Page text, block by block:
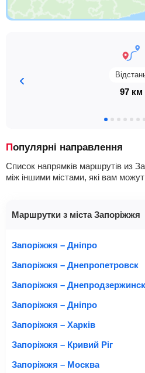
97 км
Популярні направлення
Список напрямків маршрутів из
між іншими містами, які вам
Маршрутки з міста Запоріжжя
Запоріжжя – Дніпро
Запоріжжя – Днепропетровск
Запоріжжя – Днепродзержинск
Запоріжжя – Дніпро
Запоріжжя – Харків
Запоріжжя – Кривий Ріг
Запоріжжя – Москва